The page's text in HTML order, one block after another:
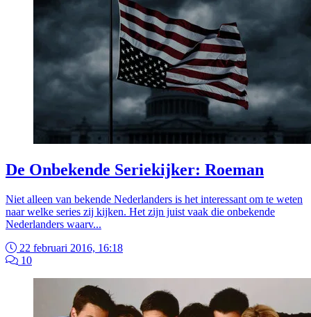
De Onbekende Seriekijker: Roeman
Niet alleen van bekende Nederlanders is het interessant om te weten
naar welke series zij kijken. Het zijn juist vaak die onbekende
Nederlanders waarv...
22 februari 2016, 16:18
10